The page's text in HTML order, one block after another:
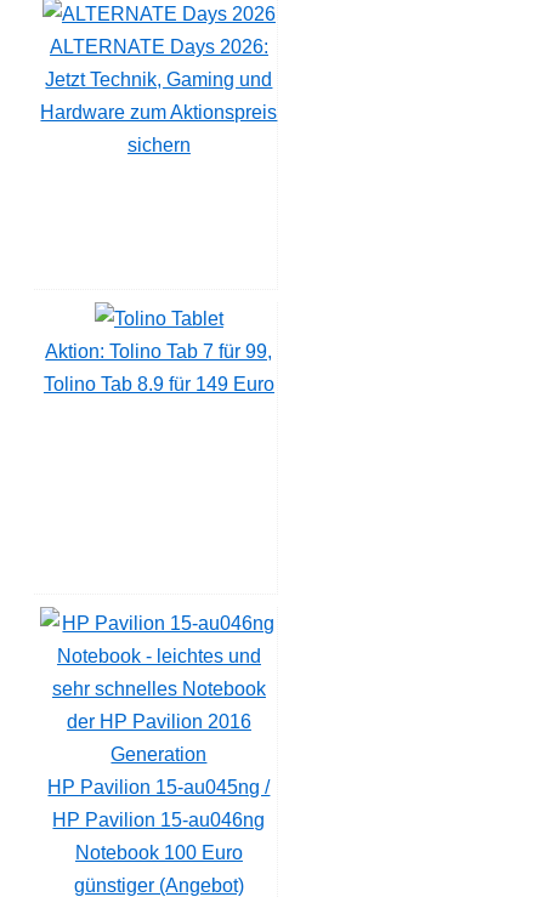
ALTERNATE Days 2026:
Jetzt Technik, Gaming und
Hardware zum Aktionspreis
sichern
Aktion: Tolino Tab 7 für 99,
Tolino Tab 8.9 für 149 Euro
HP Pavilion 15-au045ng /
HP Pavilion 15-au046ng
Notebook 100 Euro
günstiger (Angebot)